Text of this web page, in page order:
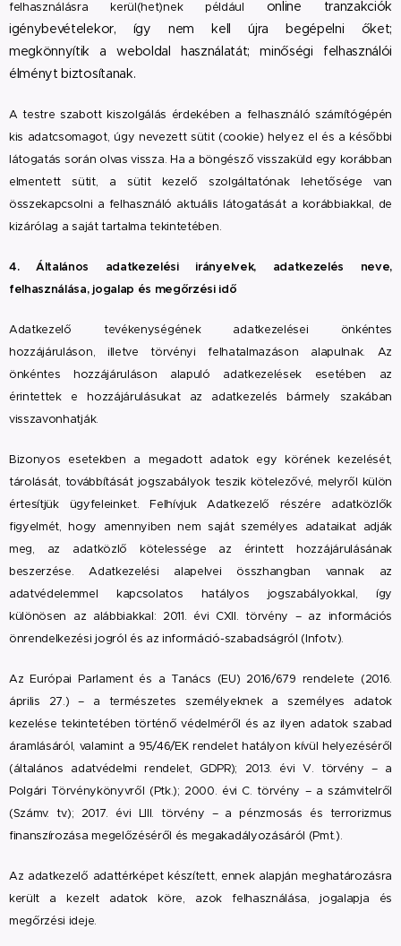
felhasználásra kerül(het)nek például
online tranzakciók
igénybevételekor, így nem kell újra begépelni őket;
megkönnyítik a weboldal használatát; minőségi felhasználói
élményt biztosítanak.
A testre szabott kiszolgálás érdekében a felhasználó számítógépén
kis adatcsomagot, úgy nevezett sütit (cookie) helyez el és a későbbi
látogatás során olvas vissza. Ha a böngésző visszaküld egy korábban
elmentett sütit, a sütit kezelő szolgáltatónak lehetősége van
összekapcsolni a felhasználó aktuális látogatását a korábbiakkal, de
kizárólag a saját tartalma tekintetében.
4. Általános adatkezelési irányelvek, adatkezelés neve,
felhasználása, jogalap és megőrzési idő
Adatkezelő tevékenységének adatkezelései önkéntes
hozzájáruláson, illetve törvényi felhatalmazáson alapulnak. Az
önkéntes hozzájáruláson alapuló adatkezelések esetében az
érintettek e hozzájárulásukat az adatkezelés bármely szakában
visszavonhatják.
Bizonyos esetekben a megadott adatok egy körének kezelését,
tárolását, továbbítását jogszabályok teszik kötelezővé, melyről külön
értesítjük ügyfeleinket. Felhívjuk Adatkezelő részére adatközlők
figyelmét, hogy amennyiben nem saját személyes adataikat adják
meg, az adatközlő kötelessége az érintett hozzájárulásának
beszerzése. Adatkezelési alapelvei összhangban vannak az
adatvédelemmel kapcsolatos hatályos jogszabályokkal, így
különösen az alábbiakkal: 2011. évi CXII. törvény – az információs
önrendelkezési jogról és az információ-szabadságról (Infotv.).
Az Európai Parlament és a Tanács (EU) 2016/679 rendelete (2016.
április 27.) – a természetes személyeknek a személyes adatok
kezelése tekintetében történő védelméről és az ilyen adatok szabad
áramlásáról, valamint a 95/46/EK rendelet hatályon kívül helyezéséről
(általános adatvédelmi rendelet, GDPR); 2013. évi V. törvény – a
Polgári Törvénykönyvről (Ptk.); 2000. évi C. törvény – a számvitelről
(Számv. tv.); 2017. évi LIII. törvény – a pénzmosás és terrorizmus
finanszírozása megelőzéséről és megakadályozásáról (Pmt.).
Az adatkezelő adattérképet készített, ennek alapján meghatározásra
került a kezelt adatok köre, azok felhasználása, jogalapja és
megőrzési ideje.